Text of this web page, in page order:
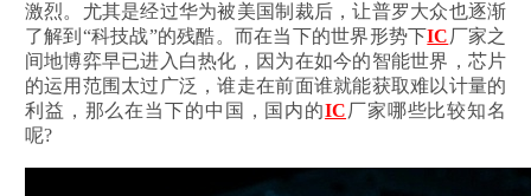
激烈。尤其是经过华为被美国制裁后，让普罗大众也逐渐
了解到“科技战”的残酷。而在当下的世界形势下IC厂家之
间地博弈早已进入白热化，因为在如今的智能世界，芯片
的运用范围太过广泛，谁走在前面谁就能获取难以计量的
利益，那么在当下的中国，国内的IC厂家哪些比较知名
呢?